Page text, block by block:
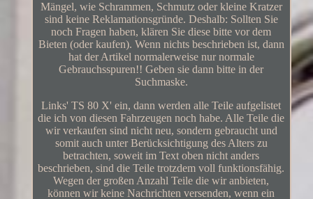
Mängel, wie Schrammen, Schmutz oder kleine Kratzer
sind keine Reklamationsgründe. Deshalb: Sollten Sie
noch Fragen haben, klären Sie diese bitte vor dem
Bieten (oder kaufen). Wenn nichts beschrieben ist, dann
hat der Artikel normalerweise nur normale
Gebrauchsspuren!! Geben sie dann bitte in der
Suchmaske.
Links' TS 80 X' ein, dann werden alle Teile aufgelistet
die ich von diesen Fahrzeugen noch habe. Alle Teile die
wir verkaufen sind nicht neu, sondern gebraucht und
somit auch unter Berücksichtigung des Alters zu
betrachten, soweit im Text oben nicht anders
beschrieben, sind die Teile trotzdem voll funktionsfähig.
Wegen der großen Anzahl Teile die wir anbieten,
können wir keine Nachrichten versenden, wenn ein